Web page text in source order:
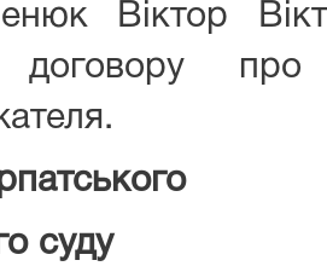
Віктор
договору